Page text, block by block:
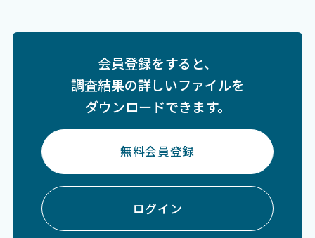
会員登録をすると、
調査結果の詳しいファイルを
ダウンロードできます。
無料会員登録
ログイン